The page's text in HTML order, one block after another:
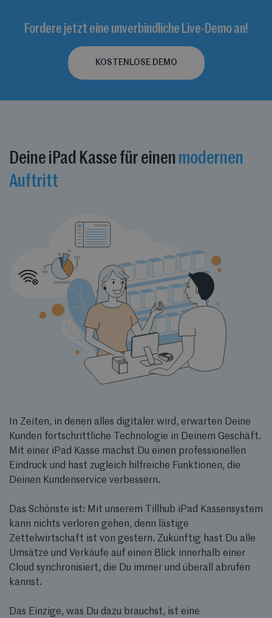
Fordere jetzt eine unverbindliche Live-Demo an!
KOSTENLOSE DEMO
Deine iPad Kasse für einen modernen
Auftritt
In Zeiten, in denen alles digitaler wird, erwarten Deine
Kunden fortschrittliche Technologie in Deinem Geschäft.
Mit einer iPad Kasse machst Du einen professionellen
Eindruck und hast zugleich hilfreiche Funktionen, die
Deinen Kundenservice verbessern.
Das Schönste ist: Mit unserem Tillhub iPad Kassensystem
kann nichts verloren gehen, denn lästige
Zettelwirtschaft ist von gestern. Zukünftig hast Du alle
Umsätze und Verkäufe auf einen Blick innerhalb einer
Cloud synchronisiert, die Du immer und überall abrufen
kannst.
Das Einzige, was Du dazu brauchst, ist eine